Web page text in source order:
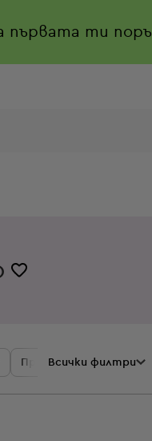
първата ти
Промоции Цена
Всички филтри